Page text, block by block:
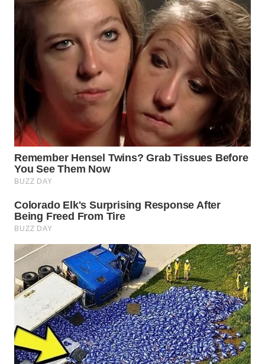
KONSUMEN
WAHANA
LISTRIK
WAHANA
TRAVEL
WAHANA
TV
WAHANANEWS
ID
WAHANANEWS
CO ID
WAHANANEWS
NET
WAHANA
SPORT
WAHANA
UMKM